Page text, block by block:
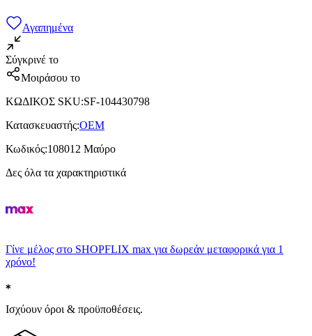
Αγαπημένα
Σύγκρινέ το
Μοιράσου το
ΚΩΔΙΚΟΣ SKU:SF-104430798
Κατασκευαστής:OEM
Κωδικός:108012 Μαύρο
Δες όλα τα χαρακτηριστικά
Γίνε μέλος στο SHOPFLIX max για δωρεάν μεταφορικά για 1
χρόνο!
Ισχύουν όροι & προϋποθέσεις.